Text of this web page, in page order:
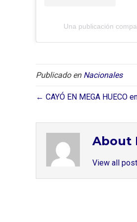
Una publicación
Publicado en Nacionales
← CAYÓ EN MEGA HUECO
About
View all